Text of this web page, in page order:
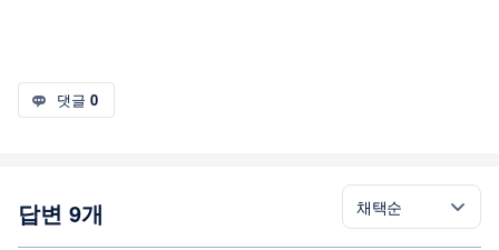
댓글 0
답변 9개